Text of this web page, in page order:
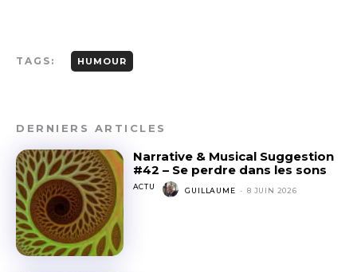
TAGS: HUMOUR
DERNIERS ARTICLES
Narrative & Musical Suggestion
#42 – Se perdre dans les sons
ACTU GUILLAUME - 8 JUIN 2026